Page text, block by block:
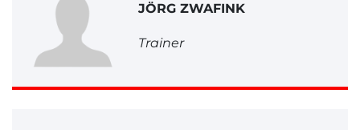
JÖRG ZWAFINK
Trainer